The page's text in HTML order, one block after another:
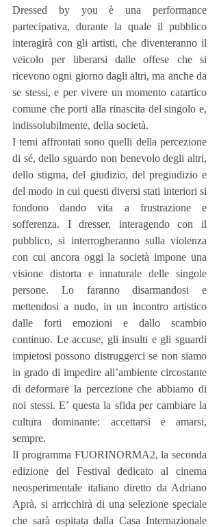
Dressed by you è una performance
partecipativa, durante la quale il pubblico
interagirà con gli artisti, che diventeranno il
veicolo per liberarsi dalle offese che si
ricevono ogni giorno dagli altri, ma anche da
se stessi, e per vivere un momento catartico
comune che porti alla rinascita del singolo e,
indissolubilmente, della società.
I temi affrontati sono quelli della percezione
di sé, dello sguardo non benevolo degli altri,
dello stigma, del giudizio, del pregiudizio e
del modo in cui questi diversi stati interiori si
fondono dando vita a frustrazione e
sofferenza. I dresser, interagendo con il
pubblico, si interrogheranno sulla violenza
con cui ancora oggi la società impone una
visione distorta e innaturale delle singole
persone. Lo faranno disarmandosi e
mettendosi a nudo, in un incontro artistico
dalle forti emozioni e dallo scambio
continuo. Le accuse, gli insulti e gli sguardi
impietosi possono distruggerci se non siamo
in grado di impedire all’ambiente circostante
di deformare la percezione che abbiamo di
noi stessi. E’ questa la sfida per cambiare la
cultura dominante: accettarsi e amarsi,
sempre.
Il programma FUORINORMA2, la seconda
edizione del Festival dedicato al cinema
neosperimentale italiano diretto da Adriano
Aprà, si arricchirà di una selezione speciale
che sarà ospitata dalla Casa Internazionale